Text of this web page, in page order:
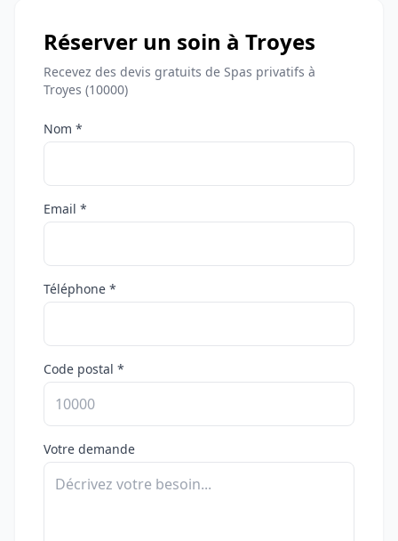
Réserver un soin à Troyes
Recevez des devis gratuits de Spas privatifs à
Troyes (10000)
Nom *
Email *
Téléphone *
Code postal *
Votre demande